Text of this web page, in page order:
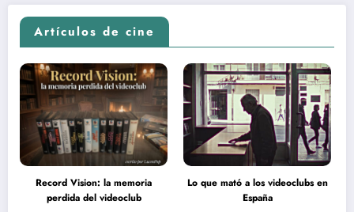
Artículos de cine
Record Vision: la memoria
perdida del videoclub
Lo que mató a los videoclubs en
España